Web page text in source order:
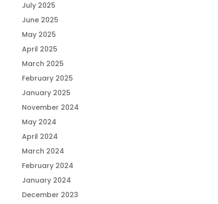
July 2025
June 2025
May 2025
April 2025
March 2025
February 2025
January 2025
November 2024
May 2024
April 2024
March 2024
February 2024
January 2024
December 2023